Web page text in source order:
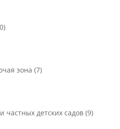
зона (7)
частных детских садов (9)